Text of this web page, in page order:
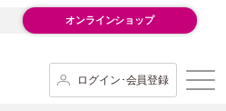
オンラインショップ
ログイン･会員登録